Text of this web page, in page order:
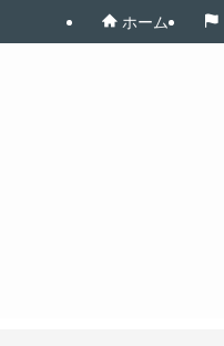
ホーム